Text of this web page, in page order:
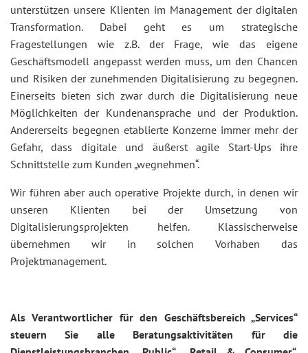
unterstützen unsere Klienten im Management der digitalen
Transformation. Dabei geht es um strategische
Fragestellungen wie z.B. der Frage, wie das eigene
Geschäftsmodell angepasst werden muss, um den Chancen
und Risiken der zunehmenden Digitalisierung zu begegnen.
Einerseits bieten sich zwar durch die Digitalisierung neue
Möglichkeiten der Kundenansprache und der Produktion.
Andererseits begegnen etablierte Konzerne immer mehr der
Gefahr, dass digitale und äußerst agile Start-Ups ihre
Schnittstelle zum Kunden „wegnehmen“.
Wir führen aber auch operative Projekte durch, in denen wir
unseren Klienten bei der Umsetzung von
Digitalisierungsprojekten helfen. Klassischerweise
übernehmen wir in solchen Vorhaben das
Projektmanagement.
Als Verantwortlicher für den Geschäftsbereich „Services“
steuern Sie alle Beratungsaktivitäten für die